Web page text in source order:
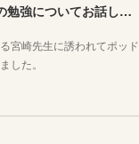
ポッドキャストで夏の勉強についてお話ししています！
宮崎先生に誘われてポッド
した。